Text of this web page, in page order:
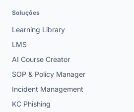
Soluções
Learning Library
LMS
AI Course Creator
SOP & Policy Manager
Incident Management
KC Phishing